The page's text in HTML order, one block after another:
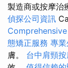
製造商或按摩治
偵探公司資訊
態矯正服務 專
膚。 台中肩頸